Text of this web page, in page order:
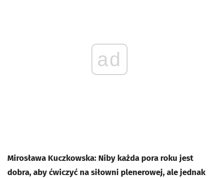
ad
Mirosława Kuczkowska: Niby każda pora roku jest
dobra, aby ćwiczyć na siłowni plenerowej, ale jednak